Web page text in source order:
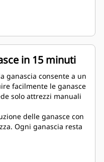
Cat
sono integrati nel
prossima generazione.
per l'intero sistema
in 15 minuti
ganascia consente a un
facilmente le ganasce
solo attrezzi manuali
delle ganasce con
Ogni ganascia resta
tipi di ganasce: